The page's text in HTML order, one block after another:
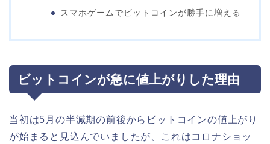
スマホゲームでビットコインが勝手に増える
ビットコインが急に値上がりした理由
当初は5月の半減期の前後からビットコインの値上がり
が始まると見込んでいましたが、これはコロナショッ